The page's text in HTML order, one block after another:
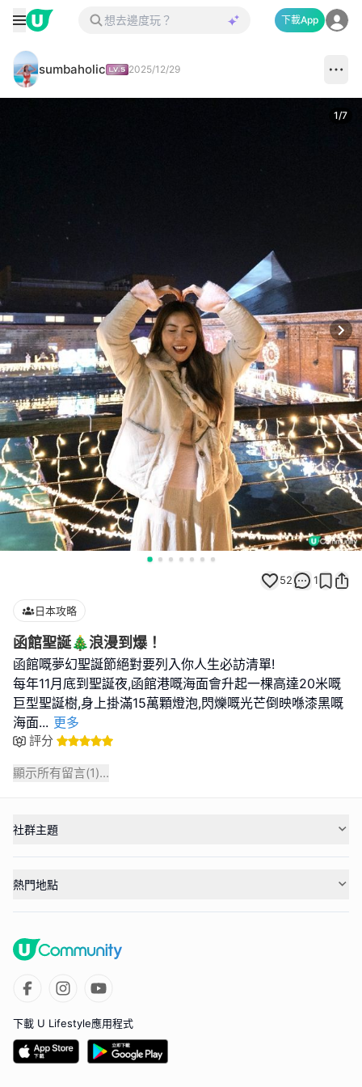
下載App
sumbaholic 2025/12/29
1/7
52 1
日本攻略
函館聖誕🎄浪漫到爆！
函館嘅夢幻聖誕節絕對要列入你人生必訪清單!
每年11月底到聖誕夜,函館港嘅海面會升起一棵高達20米嘅
巨型聖誕樹,身上掛滿15萬顆燈泡,閃爍嘅光芒倒映喺漆黑嘅
海面... 更多
評分
顯示所有留言(1)...
社群主題
熱門地點
下載 U Lifestyle應用程式